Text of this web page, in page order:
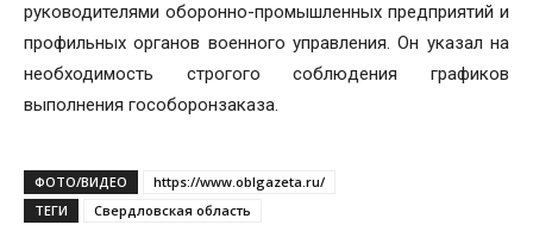
руководителями оборонно-промышленных предприятий и
профильных органов военного управления. Он указал на
необходимость строгого соблюдения графиков
выполнения гособоронзаказа.
ФОТО/ВИДЕО
https://www.oblgazeta.ru/
ТЕГИ
Свердловская область